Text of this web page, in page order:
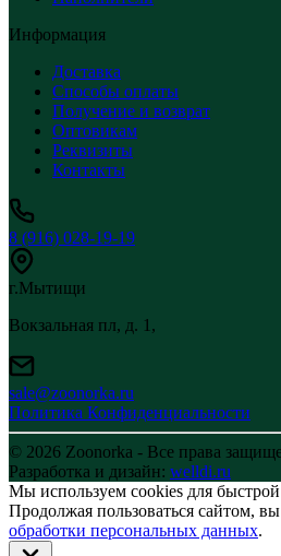
Информация
Доставка
Способы оплаты
Получение и возврат
Оптовикам
Реквизиты
Контакты
8 (916) 028-19-19
г.Мытищи
Вокзальная пл, д. 1,
sale@zoonorka.ru
Политика Конфиденциальности
© 2026 Zoonorka - Все права
Разработка и дизайн: welldi.ru
Мы используем cookies для
Продолжая пользоваться сайтом,
обработки персональных данных.